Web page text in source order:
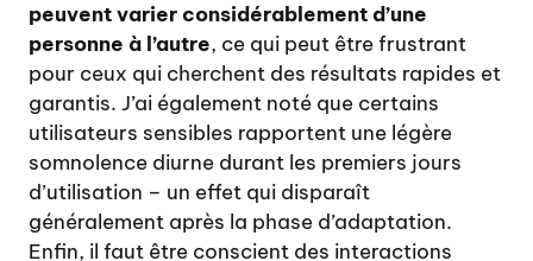
peuvent varier considérablement d’une
personne à l’autre, ce qui peut être frustrant
pour ceux qui cherchent des résultats rapides et
garantis. J’ai également noté que certains
utilisateurs sensibles rapportent une légère
somnolence diurne durant les premiers jours
d’utilisation – un effet qui disparaît
généralement après la phase d’adaptation.
Enfin, il faut être conscient des interactions